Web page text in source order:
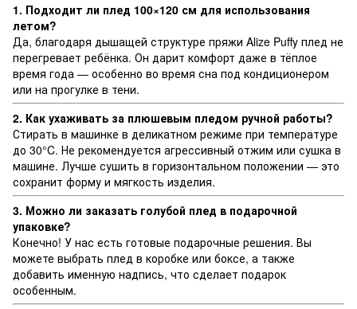
1. Подходит ли плед 100×120 см для использования
летом?
Да, благодаря дышащей структуре пряжи Alize Puffy плед не
перегревает ребёнка. Он дарит комфорт даже в тёплое
время года — особенно во время сна под кондиционером
или на прогулке в тени.
2. Как ухаживать за плюшевым пледом ручной работы?
Стирать в машинке в деликатном режиме при температуре
до 30°C. Не рекомендуется агрессивный отжим или сушка в
машине. Лучше сушить в горизонтальном положении — это
сохранит форму и мягкость изделия.
3. Можно ли заказать голубой плед в подарочной
упаковке?
Конечно! У нас есть готовые подарочные решения. Вы
можете выбрать плед в коробке или боксе, а также
добавить именную надпись, что сделает подарок
особенным.